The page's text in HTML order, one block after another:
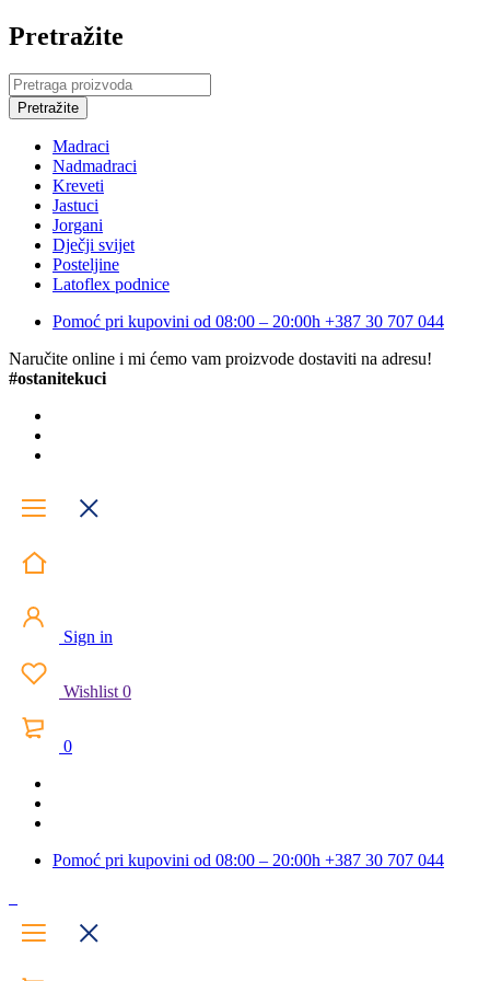
Pretražite
Madraci
Nadmadraci
Kreveti
Jastuci
Jorgani
Dječji svijet
Posteljine
Latoflex podnice
Pomoć pri kupovini od 08:00 – 20:00h +387 30 707 044
Naručite online i mi ćemo vam proizvode dostaviti na adresu!
#ostanitekuci
Sign in
Wishlist 0
0
Pomoć pri kupovini od 08:00 – 20:00h +387 30 707 044